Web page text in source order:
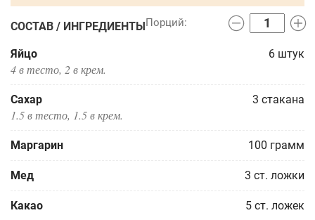
СОСТАВ / ИНГРЕДИЕНТЫ
Яйцо 6 штук
4 в тесто, 2 в крем.
Сахар 3 стакана
1.5 в тесто, 1.5 в крем.
Маргарин 100 грамм
Мед 3 ст. ложки
Какао 5 ст. ложек